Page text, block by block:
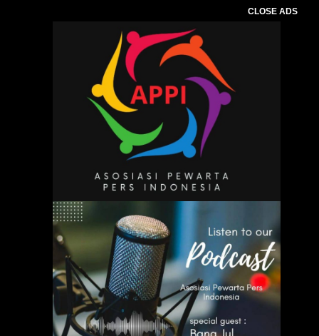
CLOSE ADS